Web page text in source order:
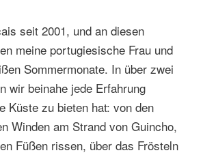
seit 2001, und an diesen
meine portugiesische Frau und
Sommermonate. In über zwei
wir beinahe jede Erfahrung
Küste zu bieten hat: von den
Winden am Strand von Guincho,
Füßen rissen, über das Frösteln